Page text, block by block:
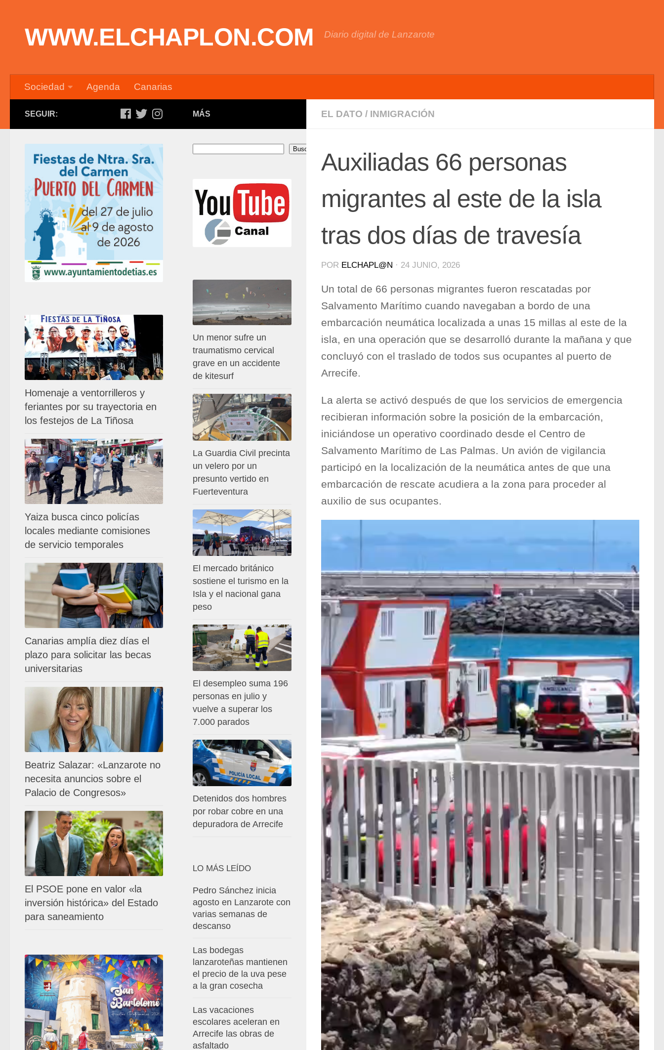
WWW.ELCHAPLON.COM Diario digital de Lanzarote
Sociedad Agenda Canarias
EL DATO / INMIGRACIÓN
Auxiliadas 66 personas
migrantes al este de la isla
tras dos días de travesía
POR ELCHAPL@N · 24 JUNIO, 2026
Un total de 66 personas migrantes fueron rescatadas por
Salvamento Marítimo cuando navegaban a bordo de una
embarcación neumática localizada a unas 15 millas al este de la
isla, en una operación que se desarrolló durante la mañana y que
concluyó con el traslado de todos sus ocupantes al puerto de
Arrecife.
La alerta se activó después de que los servicios de emergencia
recibieran información sobre la posición de la embarcación,
iniciándose un operativo coordinado desde el Centro de
Salvamento Marítimo de Las Palmas. Un avión de vigilancia
participó en la localización de la neumática antes de que una
embarcación de rescate acudiera a la zona para proceder al
auxilio de sus ocupantes.
SEGUIR:
Homenaje a ventorrilleros y
feriantes por su trayectoria en
los festejos de La Tiñosa
Yaiza busca cinco policías
locales mediante comisiones
de servicio temporales
Canarias amplía diez días el
plazo para solicitar las becas
universitarias
Beatriz Salazar: «Lanzarote no
necesita anuncios sobre el
Palacio de Congresos»
El PSOE pone en valor «la
inversión histórica» del Estado
para saneamiento
MÁS
Buscar
Un menor sufre un
traumatismo cervical
grave en un accidente
de kitesurf
La Guardia Civil precinta
un velero por un
presunto vertido en
Fuerteventura
El mercado británico
sostiene el turismo en la
Isla y el nacional gana
peso
El desempleo suma 196
personas en julio y
vuelve a superar los
7.000 parados
Detenidos dos hombres
por robar cobre en una
depuradora de Arrecife
LO MÁS LEÍDO
Pedro Sánchez inicia
agosto en Lanzarote con
varias semanas de
descanso
Las bodegas
lanzaroteñas mantienen
el precio de la uva pese
a la gran cosecha
Las vacaciones
escolares aceleran en
Arrecife las obras de
asfaltado